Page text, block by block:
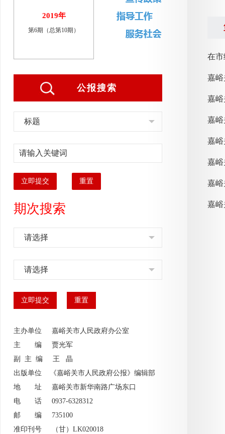
2019年
第6期（总第10期）
公报搜索
标题
立即提交 重置
期次搜索
请选择
请选择
主办单位 嘉峪关市人民政府办公室
主 编 贾光军
副 主 编 王 晶
出版单位 《嘉峪关市人民政府公报》编辑部
地 址 嘉峪关市新华南路广场东口
电 话 0937-6328312
邮 编 735100
准印刊号 （甘）LK020018
在
嘉
嘉
嘉峪